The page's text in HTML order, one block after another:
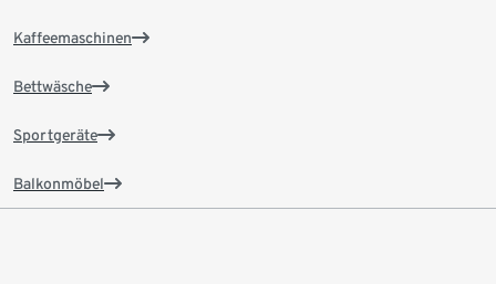
Kaffeemaschinen
Bettwäsche
Sportgeräte
Balkonmöbel